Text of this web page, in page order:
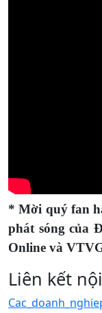
* Mời quý fan
phát sóng của
Online và
Liên kết